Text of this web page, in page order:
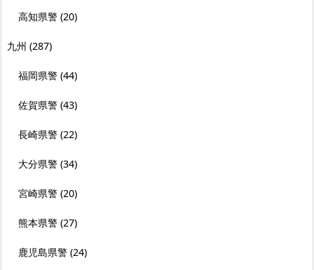
高知県警 (20)
九州 (287)
福岡県警 (44)
佐賀県警 (43)
長崎県警 (22)
大分県警 (34)
宮崎県警 (20)
熊本県警 (27)
鹿児島県警 (24)